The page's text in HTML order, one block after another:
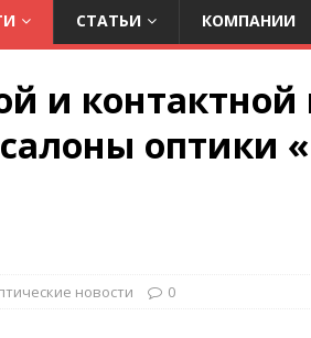
СТАТЬИ КОМПАНИИ
и контактной
оптики
новости 0